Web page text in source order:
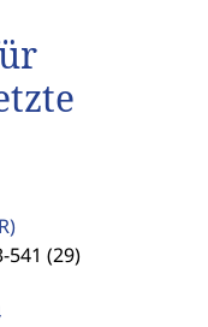
541 (29)